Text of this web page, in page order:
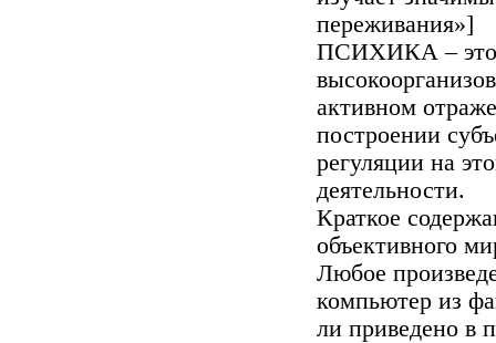
переживания»]
ПСИХИКА – это
активном
построении
регуляции на
деятельности.
Краткое
объективного
Любое
компьютер из
ли приведено в